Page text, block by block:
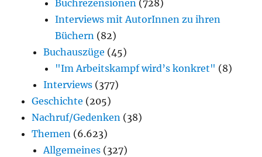
Buchrezensionen (728)
Interviews mit AutorInnen zu ihren
Büchern (82)
Buchauszüge (45)
"Im Arbeitskampf wird’s konkret" (8)
Interviews (377)
Geschichte (205)
Nachruf/Gedenken (38)
Themen (6.623)
Allgemeines (327)